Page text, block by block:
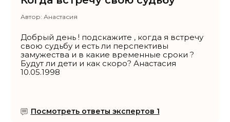
Автор: Анастасия
Добрый день ! подскажите , когда я встречу
свою судьбу и есть ли перспективы
замужества и в какие временные сроки ?
Будут ли дети и как скоро? Анастасия
10.05.1998
Посмотреть ответы экспертов 1